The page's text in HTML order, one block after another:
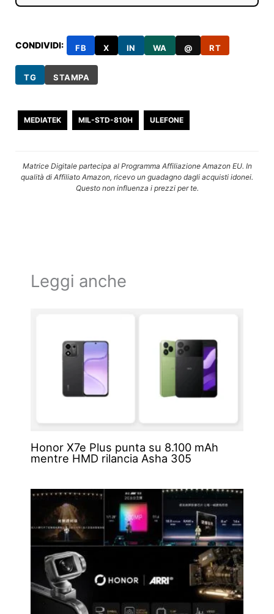
CONDIVIDI: FB X IN WA @ RT
TG STAMPA
MEDIATEK MIL-STD-810H ULEFONE
Matrice Digitale partecipa al Programma Affiliazione Amazon EU. In
qualità di Affiliato Amazon, ricevo un guadagno dagli acquisti idonei.
Questo non influenza i prezzi per te.
Leggi anche
Honor X7e Plus punta su 8.100 mAh
mentre HMD rilancia Asha 305